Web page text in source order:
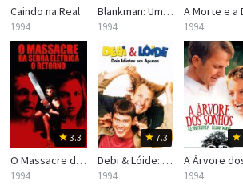
Caindo na Real
1994
Blankman: Um Super-Herói Muito Atrapalhado
1994 1994
3.3
O Massacre da Serra Elétrica: O Retorno
1994
7.3
Debi & Lóide: Dois Idiotas em Apuros
1994 1994